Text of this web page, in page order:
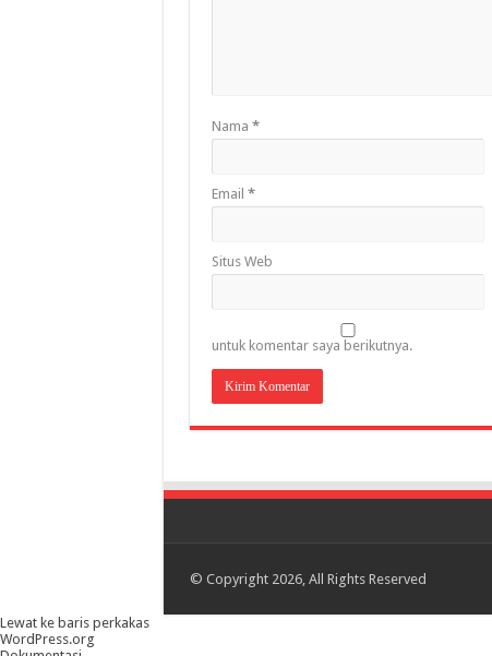
Nama *
Email *
Situs Web
untuk komentar saya berikutnya.
© Copyright 2026, All Rights Reserved
Lewat ke baris perkakas
Tentang
WordPress.org